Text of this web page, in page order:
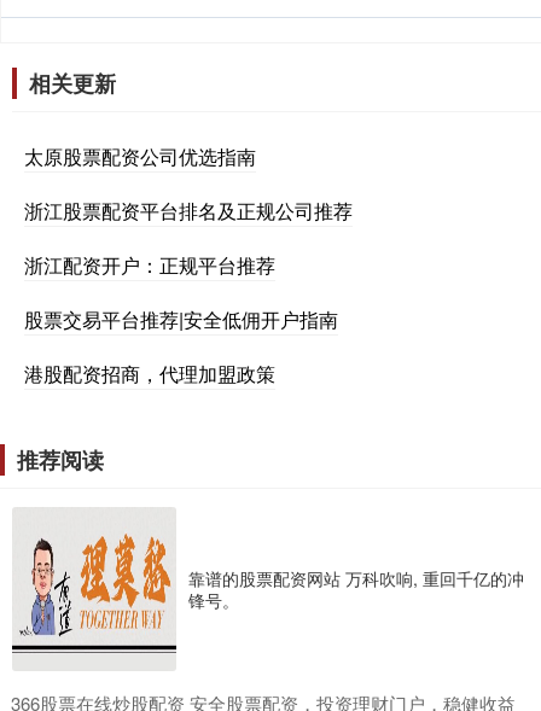
相关更新
太原股票配资公司优选指南
浙江股票配资平台排名及正规公司推荐
浙江配资开户：正规平台推荐
股票交易平台推荐|安全低佣开户指南
港股配资招商，代理加盟政策
推荐阅读
靠谱的股票配资网站 万科吹响, 重回千亿的冲
锋号。
​366股票在线炒股配资 安全股票配资，投资理财门户，稳健收益